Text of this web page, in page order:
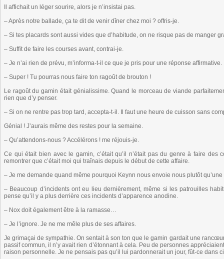
Il affichait un léger sourire, alors je n’insistai pas.
– Après notre ballade, ça te dit de venir dîner chez moi ? offris-je.
– Si tes placards sont aussi vides que d’habitude, on ne risque pas de manger
– Suffit de faire les courses avant, contrai-je.
– Je n’ai rien de prévu, m’informa-t-il ce que je pris pour une réponse affirmative.
– Super ! Tu pourras nous faire ton ragoût de brouton !
Le ragoût du gamin était génialissime. Quand le morceau de viande
rien que d’y penser.
– Si on ne rentre pas trop tard, accepta-t-il. Il faut une heure de cuisson sans
Génial ! J’aurais même des restes pour la semaine.
– Qu’attendons-nous ? Accélérons ! me réjouis-je.
Ce qui était bien avec le gamin, c’était qu’il n’était pas du genre à faire
remontrer que c’était moi qui traînais depuis le début de cette affaire.
– Je me demande quand même pourquoi Keynn nous envoie nous plutôt
– Beaucoup d’incidents ont eu lieu dernièrement, même si les patrouilles
pense qu’il y a plus derrière ces incidents d’apparence anodine.
– Nox doit également être à la ramasse…
– Je l’ignore. Je ne me mêle plus de ses affaires.
Je grimaçai de sympathie. On sentait à son ton que le gamin gardait une
passif commun, il n’y avait rien d’étonnant à cela. Peu de personnes
raison personnelle. Je ne pensais pas qu’il lui pardonnerait un jour, fût-ce dans